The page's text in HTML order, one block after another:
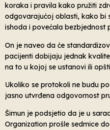
koraka i pravila kako pružiti
odgovarajućoj oblasti, kako bi
ishoda i povećala bezbjednost
On je naveo da će
pacijenti dobijaju jednak
na to u kojoj se ustanovi ili
Ukoliko se protokoli ne budu
jasno utvrđena odgovornost
Šimun je podsjetio da je u
Organization prošle sedmice